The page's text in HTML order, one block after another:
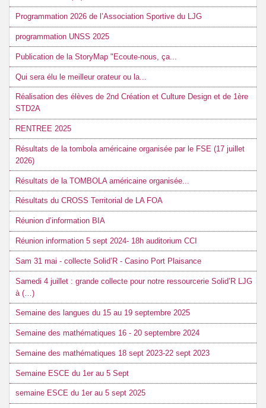
Programmation 2026 de l’Association Sportive du LJG
programmation UNSS 2025
Publication de la StoryMap "Ecoute-nous, ça...
Qui sera élu le meilleur orateur ou la...
Réalisation des élèves de 2nd Création et Culture Design et de 1ère
STD2A
RENTREE 2025
Résultats de la tombola américaine organisée par le FSE (17 juillet
2026)
Résultats de la TOMBOLA américaine organisée...
Résultats du CROSS Territorial de LA FOA
Réunion d’information BIA
Réunion information 5 sept 2024- 18h auditorium CCI
Sam 31 mai - collecte Solid’R - Casino Port Plaisance
Samedi 4 juillet : grande collecte pour notre ressourcerie Solid’R LJG
à (…)
Semaine des langues du 15 au 19 septembre 2025
Semaine des mathématiques 16 - 20 septembre 2024
Semaine des mathématiques 18 sept 2023-22 sept 2023
Semaine ESCE du 1er au 5 Sept
semaine ESCE du 1er au 5 sept 2025